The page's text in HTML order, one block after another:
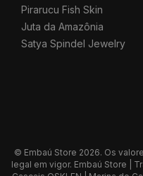
Pirarucu Fish Skin
Juta da Amazônia
Satya Spindel Jewelry
© Embaú Store 2026. Os
legal em vigor. Embaú Store |